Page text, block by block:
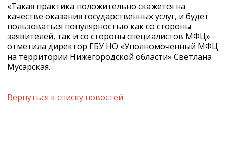
«Такая практика положительно скажется на
качестве оказания государственных услуг, и будет
пользоваться популярностью как со стороны
заявителей, так и со стороны специалистов МФЦ» -
отметила директор ГБУ НО «Уполномоченный МФЦ
на территории Нижегородской области» Светлана
Мусарская.
Вернуться к списку новостей